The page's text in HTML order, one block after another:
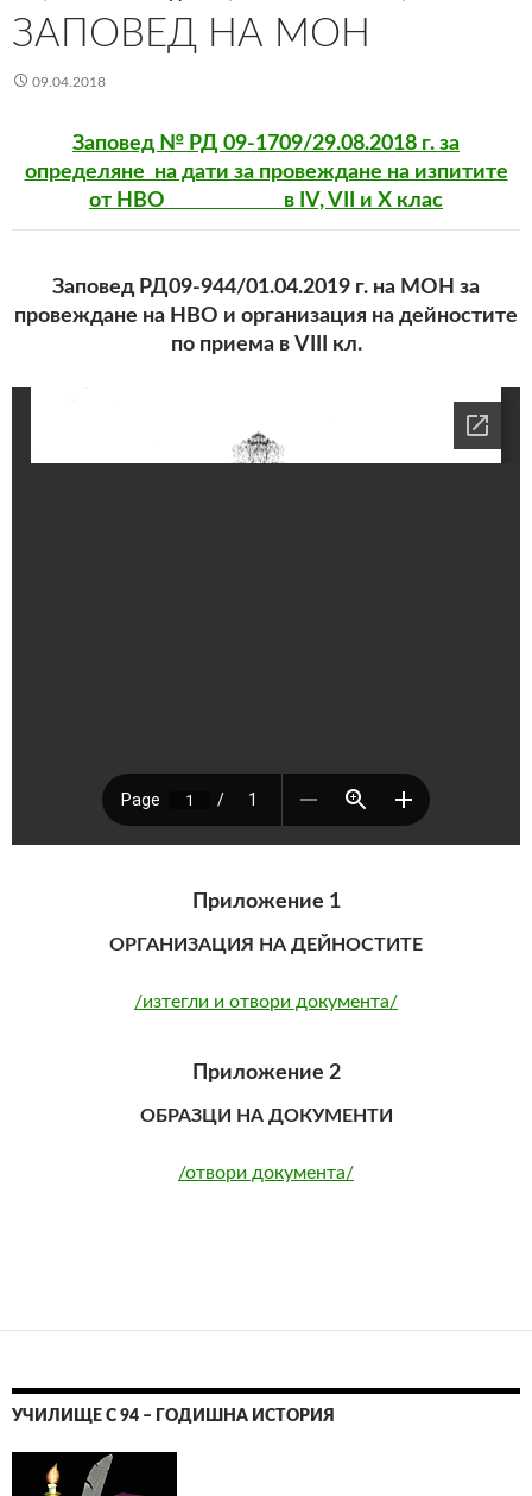
ЗАПОВЕД НА МОН
09.04.2018
Заповед № РД 09-1709/29.08.2018 г. за
определяне на дати за провеждане на изпитите
от НВО в IV, VII и X клас
Заповед РД09-944/01.04.2019 г. на МОН за
провеждане на НВО и организация на дейностите
по приема в VIII кл.
Приложение 1
ОРГАНИЗАЦИЯ НА ДЕЙНОСТИТЕ
/изтегли и отвори документа/
Приложение 2
ОБРАЗЦИ НА ДОКУМЕНТИ
/отвори документа/
УЧИЛИЩЕ С 94 – ГОДИШНА ИСТОРИЯ